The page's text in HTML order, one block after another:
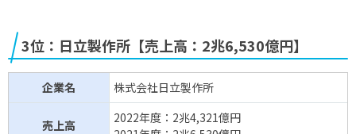
3位：日立製作所【売上高：2兆6,530億円】
企業名 株式会社日立製作所
売上高
2022年度：2兆4,321億円